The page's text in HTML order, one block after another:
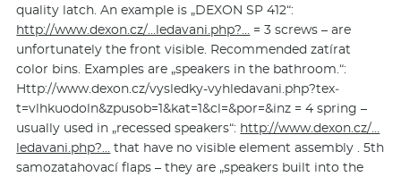
quality latch. An example is „DEXON SP 412“:
http://www.dexon.cz/…ledavani.php?… = 3 screws – are
unfortunately the front visible. Recommended zatírat
color bins. Examples are „speakers in the bathroom.“:
Http://www.de­xon.cz/vysled­ky-vyhledavani.php?tex­
t=vlhkuodoln&zpu­sob=1&kat=1&cl=&por=&inz = 4 spring –
usually used in „recessed speakers“: http://www.dexon.cz/…
ledavani.php?… that have no visible element assembly . 5th
samozatahovací flaps – they are „speakers built into the